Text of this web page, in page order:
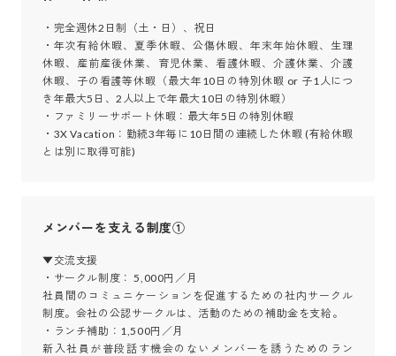
・完全週休2日制（土・日）、祝日
・年次有給休暇、夏季休暇、公傷休暇、年末年始休暇、生理
休暇、産前産後休業、育児休業、看護休暇、介護休業、介護
休暇、子の看護等休暇（最大年10日の特別休暇 or 子1人につ
き年最大5日、2人以上で年最大10日の特別休暇）
・ファミリーサポート休暇：最大年5日の特別休暇
・3X Vacation：勤続3年毎に10日間の連続した休暇 (有給休暇
とは別に取得可能)
メンバーを支える制度①
▼交流支援
・サークル制度： 5,000円／月
社員間のコミュニケーションを促進するための社内サークル
制度。会社の公認サークルは、活動のための補助金を支給。
・ランチ補助：1,500円／月
新入社員が普段話す機会のないメンバーを誘うためのラン